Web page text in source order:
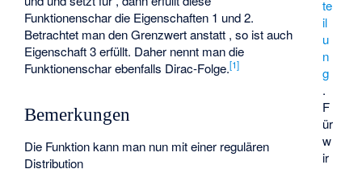
te
il
u
n
g
.
F
ür
w
ir
Funktionenschardie Eigenschaften 1 und 2.
Betrachtet man den Grenzwertanstatt , so ist auch
Eigenschaft 3 erfüllt. Daher nennt man die
Funktionenscharebenfalls Dirac-Folge.[1]
Bemerkungen
Die Funktionkann man nun mit einer regulären
Distribution